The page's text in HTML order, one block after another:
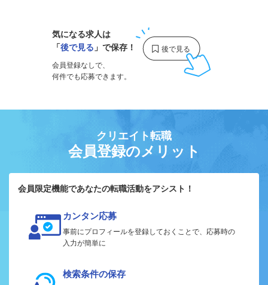
気になる求人は
「後で見る 」で保存！
会員登録なしで、
何件でも応募できます。
クリエイト転職
会員登録のメリット
会員限定機能であなたの転職活動をアシスト！
カンタン応募
事前にプロフィールを登録しておくことで、応募時の
入力が簡単に
検索条件の保存